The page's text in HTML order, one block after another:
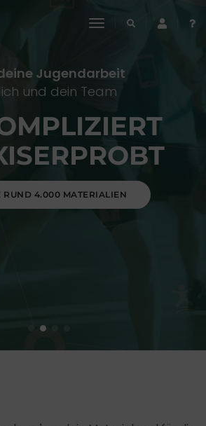
toggle
Jugendarbeit
und dein Team
RUND 4.000 MATERIALIEN